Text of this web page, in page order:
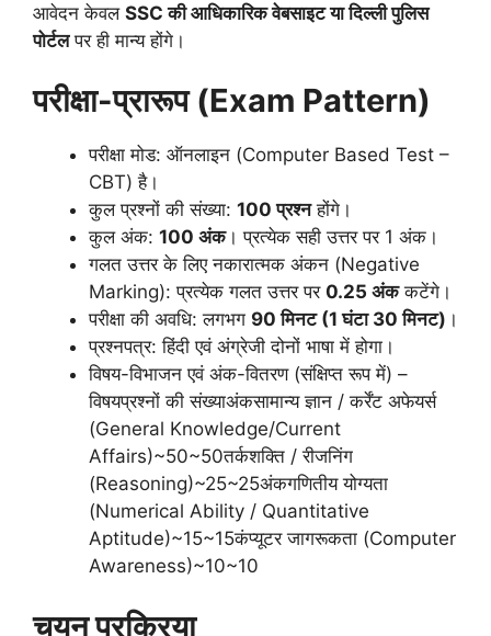
आवेदन केवल SSC की आधिकारिक वेबसाइट या दिल्ली पुलिस
पोर्टलपर ही मान्य होंगे।
परीक्षा-प्रारूप (Exam Pattern)
परीक्षा मोड: ऑनलाइन (Computer Based Test –
CBT) है।
कुल प्रश्नों की संख्या: 100 प्रश्नहोंगे।
कुल अंक: 100 अंक। प्रत्येक सही उत्तर पर 1 अंक।
गलत उत्तर के लिए नकारात्मक अंकन (Negative
Marking): प्रत्येक गलत उत्तर पर 0.25 अंककटेंगे।
परीक्षा की अवधि: लगभग 90 मिनट (1 घंटा 30 मिनट) ।
प्रश्नपत्र: हिंदी एवं अंग्रेजी दोनों भाषा में होगा।
विषय-विभाजन एवं अंक-वितरण (संक्षिप्त रूप में) –
विषयप्रश्नों की संख्याअंकसामान्य ज्ञान / कर्रेंट अफेयर्स
(General Knowledge/Current
Affairs)~50~50तर्कशक्ति / रीजनिंग
(Reasoning)~25~25अंकगणितीय योग्यता
(Numerical Ability / Quantitative
Aptitude)~15~15कंप्यूटर जागरूकता (Computer
Awareness)~10~10
चयन प्रक्रिया